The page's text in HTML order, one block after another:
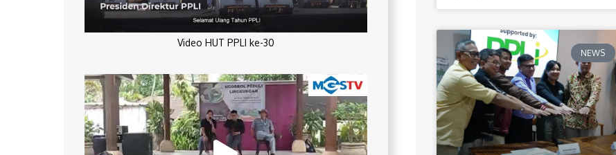
Video HUT PPLI ke-30
NEWS